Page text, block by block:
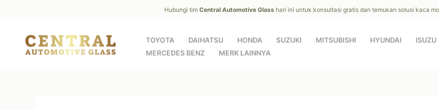
content
Hubungi tim Central Automotive Glass hari ini untuk konsultasi gratis dan temukan solusi kaca
TOYOTA DAIHATSU HONDA SUZUKI MITSUBISHI HYUNDAI ISUZU
MERCEDES BENZ
MERK LAINNYA